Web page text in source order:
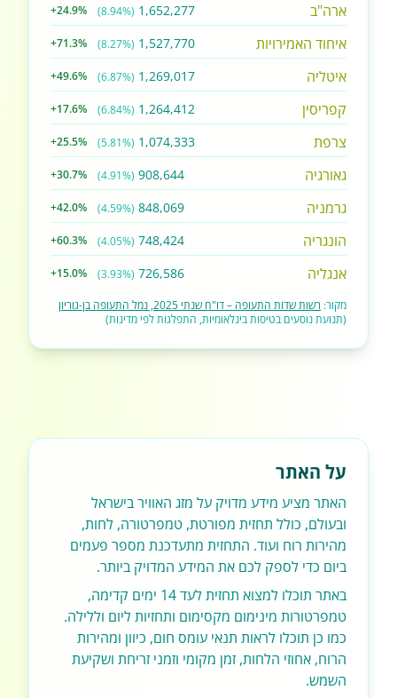
ארה"ב 1,652,277
(8.94%)
+24.9%
איחוד האמירויות 1,527,770
(8.27%)
+71.3%
איטליה 1,269,017
(6.87%)
+49.6%
קפריסין 1,264,412
(6.84%)
+17.6%
צרפת 1,074,333
(5.81%)
+25.5%
גאורגיה 908,644
(4.91%)
+30.7%
גרמניה 848,069
(4.59%)
+42.0%
הונגריה 748,424
(4.05%)
+60.3%
אנגליה 726,586
(3.93%)
+15.0%
מקור: רשות שדות התעופה – דו"ח שנתי 2025, נמל התעופה בן-גוריון
(תנועת נוסעים בטיסות בינלאומיות, התפלגות לפי מדינות)
על האתר
האתר מציע מידע מדויק על מזג האוויר בישראל
ובעולם, כולל תחזית מפורטת, טמפרטורה, לחות,
מהירות רוח ועוד. התחזית מתעדכנת מספר פעמים
ביום כדי לספק לכם את המידע המדויק ביותר.
באתר תוכלו למצוא תחזית לעד 14 ימים קדימה,
טמפרטורות מינימום מקסימום ותחזיות ליום וללילה.
כמו כן תוכלו לראות תנאי עומס חום, כיוון ומהירות
הרוח, אחוזי הלחות, זמן מקומי וזמני זריחת ושקיעת
השמש.